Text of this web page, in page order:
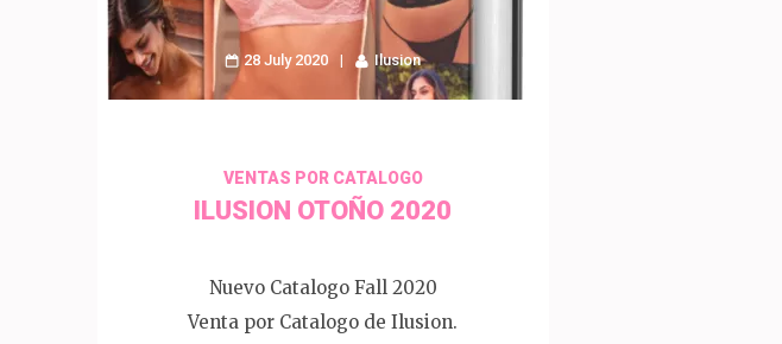
28 July 2020 Ilusion
VENTAS POR CATALOGO
ILUSION OTOÑO 2020
Nuevo Catalogo Fall 2020
Venta por Catalogo de Ilusion.